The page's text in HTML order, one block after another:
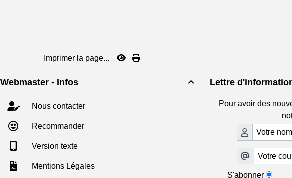
Imprimer la page...

Webmaster - Infos
Nous contacter
Recommander
Version texte
Mentions Légales
Lettre
Pour avoir des
S'abonner